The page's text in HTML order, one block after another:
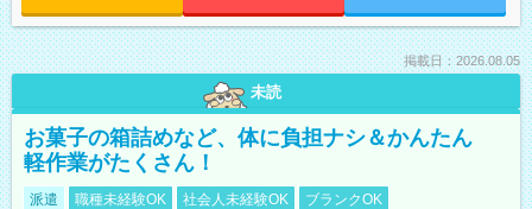
掲載日：2026.08.05
未読
お菓子の箱詰めなど、体に負担ナシ＆かんたん
軽作業がたくさん！
派遣 職種未経験OK 社会人未経験OK
ブランクOK